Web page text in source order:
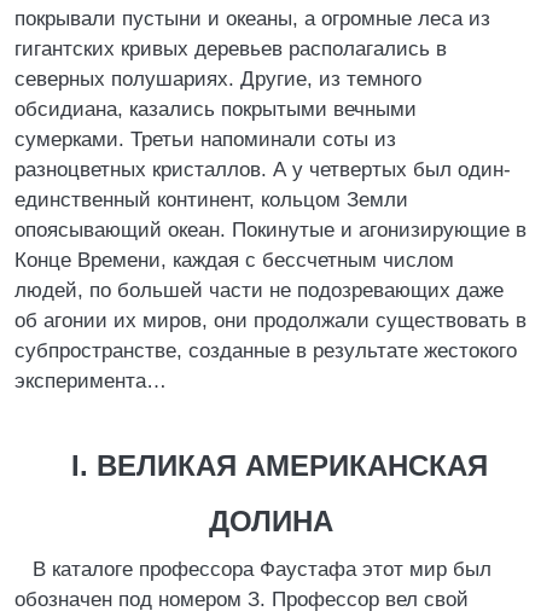
покрывали пустыни и океаны, а огромные леса из
гигантских кривых деревьев располагались в
северных полушариях. Другие, из темного
обсидиана, казались покрытыми вечными
сумерками. Третьи напоминали соты из
разноцветных кристаллов. А у четвертых был один-
единственный континент, кольцом Земли
опоясывающий океан. Покинутые и агонизирующие в
Конце Времени, каждая с бессчетным числом
людей, по большей части не подозревающих даже
об агонии их миров, они продолжали существовать в
субпространстве, созданные в результате жестокого
эксперимента…
I. ВЕЛИКАЯ АМЕРИКАНСКАЯ
ДОЛИНА
В каталоге профессора Фаустафа этот мир был
обозначен под номером З. Профессор вел свой